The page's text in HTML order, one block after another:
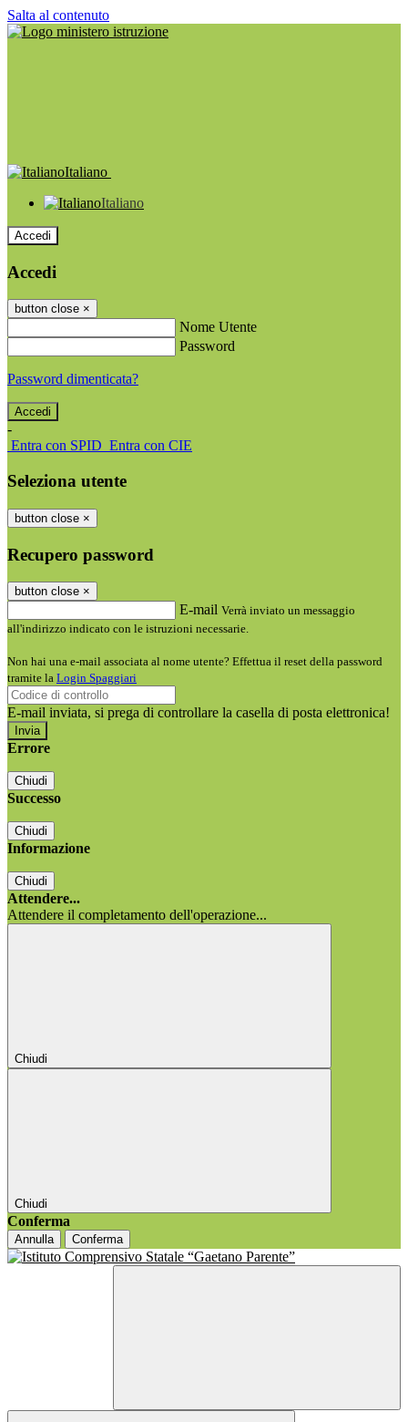
Salta al contenuto
Italiano
Italiano
Accedi
Accedi
button close ×
Nome Utente
Password
Password dimenticata?
-
Entra con SPID Entra con CIE
Seleziona utente
button close ×
Recupero password
button close ×
E-mail Verrà inviato un messaggio
all'indirizzo indicato con le istruzioni necessarie.
Non hai una e-mail associata al nome utente? Effettua il reset della password
tramite la Login Spaggiari
E-mail inviata, si prega di controllare la casella di posta elettronica!
Errore
Chiudi
Successo
Chiudi
Informazione
Chiudi
Attendere...
Attendere il completamento dell'operazione...
Chiudi
Chiudi
Conferma
Annulla Conferma